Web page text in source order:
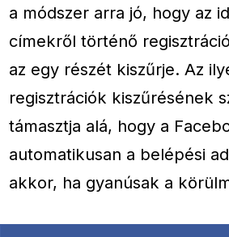
a módszer arra jó, hogy az
címekről történő
az egy részét kiszűrje. Az
regisztrációk kiszűrésének
támasztja alá, hogy a
automatikusan a belépési
akkor, ha gyanúsak a